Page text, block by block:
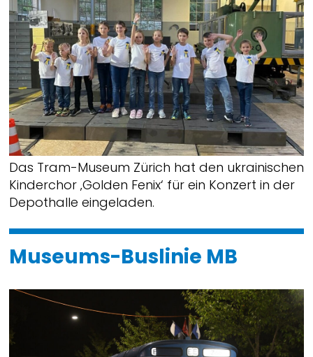
Das Tram-Museum Zürich hat den ukrainischen
Kinderchor ‚Golden Fenix‘ für ein Konzert in der
Depothalle eingeladen.
Museums-Buslinie MB